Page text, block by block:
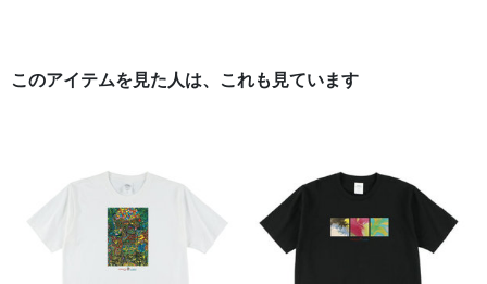
このアイテムを見た人は、これも見ています